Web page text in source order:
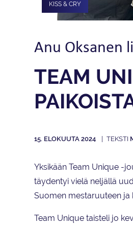
KISS & CRY
Anu Oksanen
TEAM
15. ELOKUUTA 2024
Yksikään Team Unique -
täydentyi vielä neljällä
Suomen mestaruuteen ja
Team Unique taisteli jo